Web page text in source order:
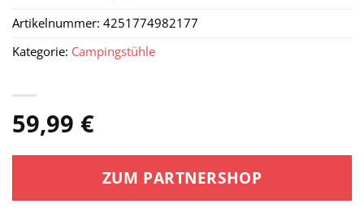
59,99 €
ZUM PARTNERSHOP
Artikelnummer: 4251774982177
Kategorie: Campingstühle